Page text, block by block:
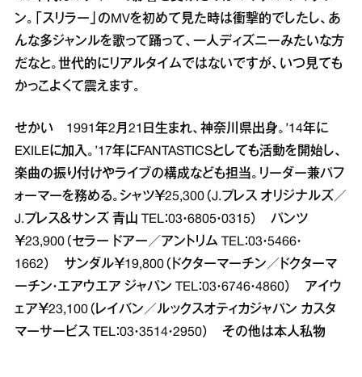
ン。「スリラー」のMVを初めて見た時は衝撃的でしたし、あ
んな多ジャンルを歌って踊って、一人ディズニーみたいな方
だなと。世代的にリアルタイムではないですが、いつ見ても
かっこよくて震えます。
せかい 1991年2月21日生まれ、神奈川県出身。’14年に
EXILEに加入。’17年にFANTASTICSとしても活動を開始し、
楽曲の振り付けやライブの構成なども担当。リーダー兼パフ
ォーマーを務める。シャツ￥25,300（J.プレス オリジナルズ／
J.プレス＆サンズ 青山 TEL：03・6805・0315） パンツ
￥23,900（セラー ドアー／アントリム TEL：03・5466・
1662） サンダル￥19,800（ドクターマーチン／ドクターマ
ーチン・エアウエア ジャパン TEL：03・6746・4860） アイウ
ェア￥23,100（レイバン／ルックスオティカジャパン カスタ
マーサービス TEL：03・3514・2950） その他は本人私物